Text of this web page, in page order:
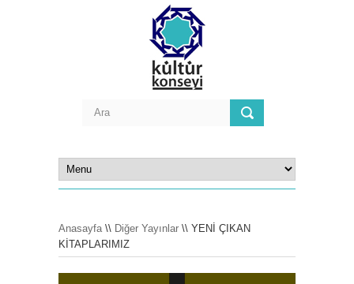
Anasayfa\\ Diğer Yayınlar \\ YENİ ÇIKAN
KİTAPLARIMIZ